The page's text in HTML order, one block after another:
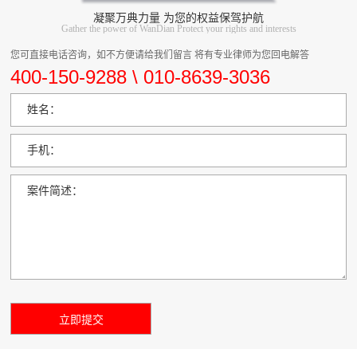
凝聚万典力量 为您的权益保驾护航
Gather the power of WanDian Protect your rights and interests
您可直接电话咨询，如不方便请给我们留言 将有专业律师为您回电解答
400-150-9288 \ 010-8639-3036
姓名：
手机：
案件简述：